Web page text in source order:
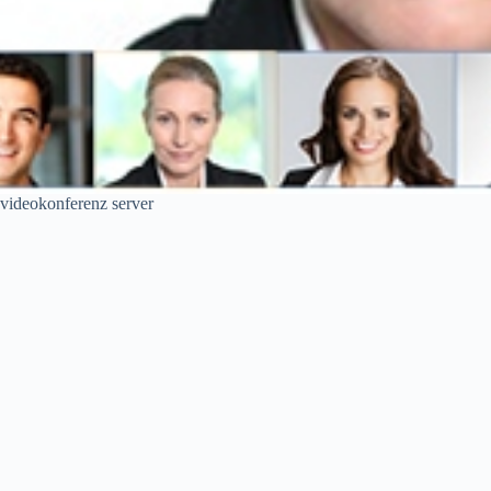
videokonferenz server